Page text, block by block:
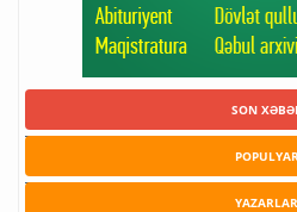
SON
YAZARLAR